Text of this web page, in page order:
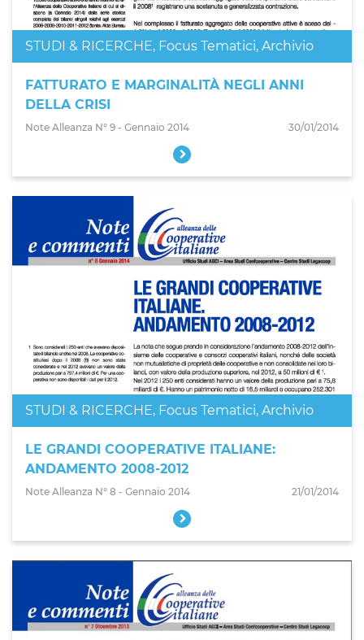
STUDI & RICERCHE, Focus Tematici, Archivio
FATTURATO E MARGINALITÀ NEGLI ANNI
DELLA CRISI
Note Alleanza N° 9 - Gennaio 2014 30/01/2014
STUDI & RICERCHE, Focus Tematici, Archivio
LE GRANDI COOPERATIVE ITALIANE:
ANDAMENTO 2008-2012
Note Alleanza N° 8 - Gennaio 2014 21/01/2014